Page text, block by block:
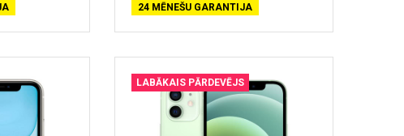
24 MĒNEŠU GARANTIJA
LABĀKAIS PĀRDEVĒJS